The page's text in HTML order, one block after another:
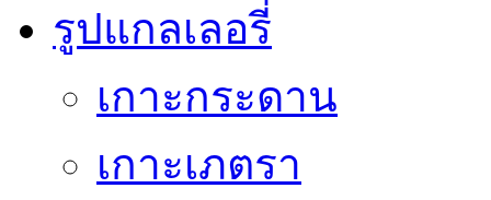
รูปแกลเลอรี่
เกาะกระดาน
เกาะเภตรา